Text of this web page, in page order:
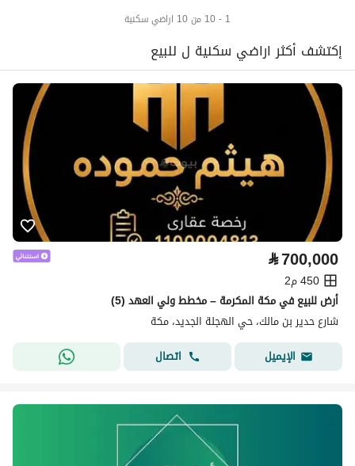
1 - 10 من 10 اراضي سكنية
إكتشف أكثر اراضي سكنية ل للبيع
⃁700,000
450 م2
أرض للبيع في مكة المكرمة – مخطط ولي العهد (5)
شارع حدير بن مالك، حي الهجلة الجديد، مكة
الإيميل
اتصال